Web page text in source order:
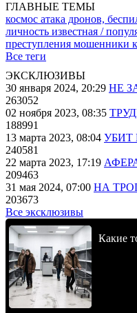
ГЛАВНЫЕ ТЕМЫ
космос атака дронов,
личность известная /
преступления мошенники
Все теги
ЭКСКЛЮЗИВЫ
30 января 2024, 20:29 НЕ
263052
02 ноября 2023, 08:35
188991
13 марта 2023, 08:04 УБИТ
240581
22 марта 2023, 17:19
209463
31 мая 2024, 07:00 НА
203673
Все эксклюзивы
Какие